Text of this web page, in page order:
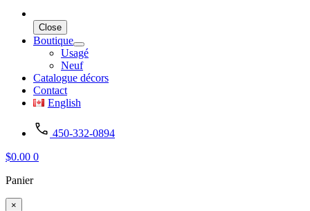
Close
Boutique
Usagé
Neuf
Catalogue décors
Contact
English
450-332-0894
$0.00 0
Panier
×